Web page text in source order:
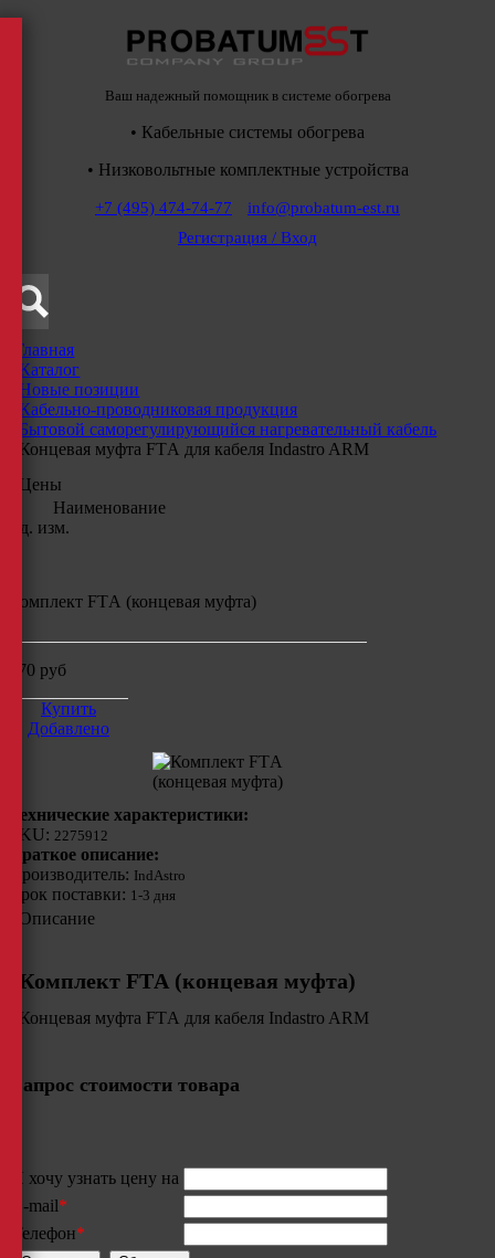
Ваш надежный помощник в системе обогрева
• Кабельные системы обогрева
• Низковольтные комплектные устройства
+7 (495) 474-74-77
info@probatum-est.ru
Регистрация / Вход
Главная
Каталог
Новые позиции
Кабельно-проводниковая продукция
Бытовой саморегулирующийся нагревательный кабель
Концевая муфта FTА для кабеля Indastro ARM
Цены
Наименование
Ед. изм.
Комплект FTА (концевая муфта)
570 руб
Купить
Добавлено
Технические характеристики:
SKU: 2275912
Краткое описание:
Производитель: IndAstro
Срок поставки: 1-3 дня
Описание
Комплект FTА (концевая муфта)
Концевая муфта FTА для кабеля Indastro ARM
Запрос стоимости товара
Я хочу узнать цену на
E-mail*
Телефон*